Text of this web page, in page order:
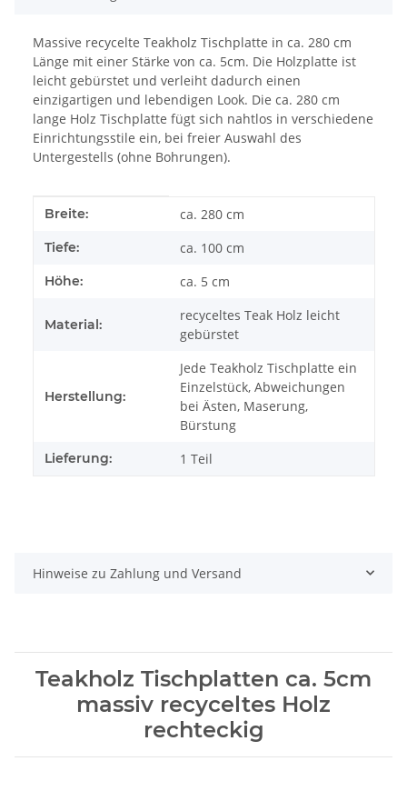
Massive recycelte Teakholz Tischplatte in ca. 280 cm
Länge mit einer Stärke von ca. 5cm. Die Holzplatte ist
leicht gebürstet und verleiht dadurch einen
einzigartigen und lebendigen Look. Die ca. 280 cm
lange Holz Tischplatte fügt sich nahtlos in verschiedene
Einrichtungsstile ein, bei freier Auswahl des
Untergestells (ohne Bohrungen).
Produkteigenschaft
Wert
Breite: ca. 280 cm
Tiefe: ca. 100 cm
Höhe: ca. 5 cm
Material:
recyceltes Teak Holz leicht
gebürstet
Herstellung:
Jede Teakholz Tischplatte ein
Einzelstück, Abweichungen
bei Ästen, Maserung,
Bürstung
Lieferung: 1 Teil
Hinweise zu Zahlung und Versand
Teakholz Tischplatten ca. 5cm
massiv recyceltes Holz
rechteckig